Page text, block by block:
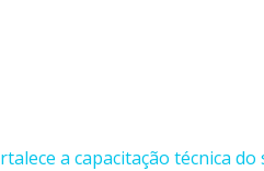
a capacitação técnica